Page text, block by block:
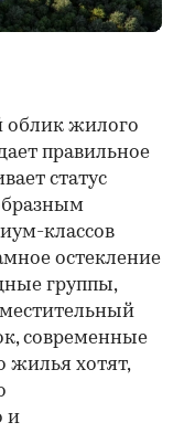
облик жилого
правильное
статус
классов
остекление
группы,
современные
жилья хотят,
и